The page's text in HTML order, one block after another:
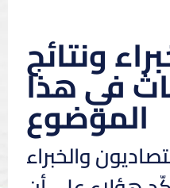
ونتائج
في هذا
الموضوع
والخبراء